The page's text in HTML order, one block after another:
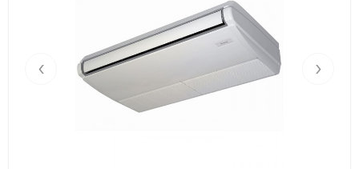
‹ ›